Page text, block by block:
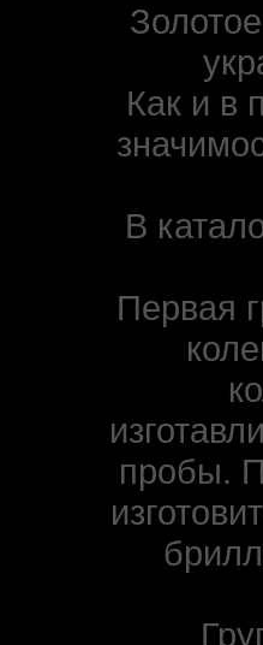
Как и в
В
Первая
пробы.